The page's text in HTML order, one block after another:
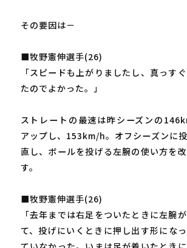
その要因は－
■牧野憲伸選手(26)
「スピードも上がりましたし、真っす
たのでよかった。」
ストレートの最速は昨シーズンの
アップし、153km/h。オフシーズンに
直し、ボールを投げる左腕の使い方を
す。
■牧野憲伸選手(26)
「去年までは右足をついたときに左腕
て、投げにいくときに押し出す形にな